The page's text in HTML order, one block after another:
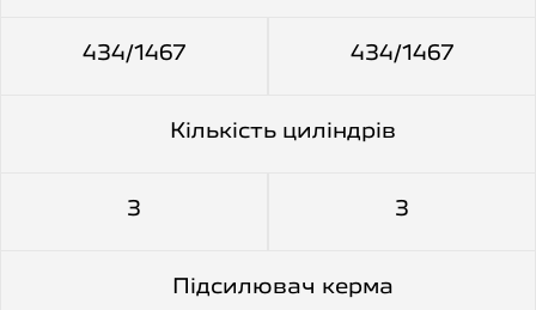
434/1467 434/1467
Кількість циліндрів
3 3
Підсилювач керма